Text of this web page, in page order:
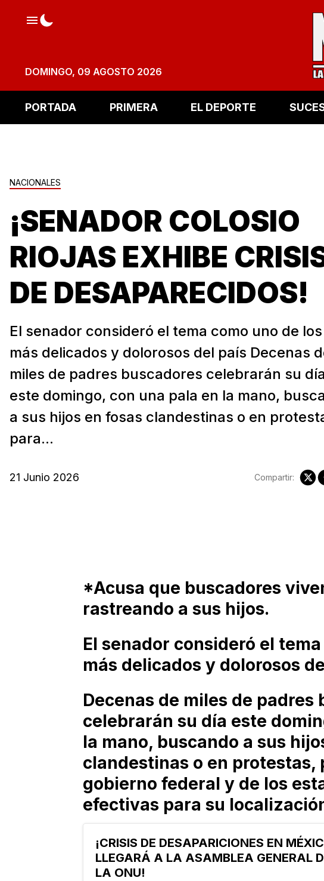
DOMINGO, 09 AGOSTO 2026
PORTADA PRIMERA EL DEPORTE
NACIONALES
¡SENADOR COLOSIO
RIOJAS EXHIBE
DE DESAPARECIDOS!
El senador consideró el tema como uno de los
más delicados y dolorosos del país Decenas
miles de padres buscadores celebrarán su día
este domingo, con una pala en la mano,
a sus hijos en fosas clandestinas o en
para...
21 Junio 2026 Compartir:
*Acusa que buscadores
rastreando a sus hijos.
El senador consideró el
más delicados y dolorosos
Decenas de miles de padres
celebrarán su día este
la mano, buscando a sus
clandestinas o en protestas,
gobierno federal y de los
efectivas para su
¡CRISIS DE DESAPARICIONES EN
LLEGARÁ A LA ASAMBLEA GENERAL
LA ONU!